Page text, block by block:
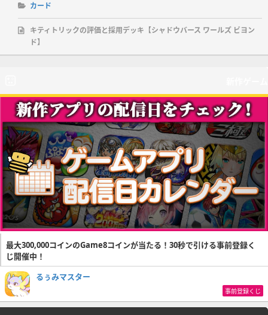
カード
キティトリックの評価と採用デッキ【シャドウバース ワールズ ビヨン
ド】
最大300,000コインのGame8コインが当たる！30秒で引ける事前登録く
じ開催中！
るぅみマスター
事前登録くじ